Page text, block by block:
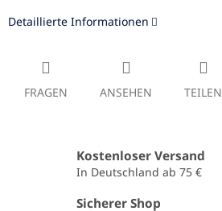
Detaillierte Informationen
FRAGEN ANSEHEN TEILEN
Kostenloser Versand
In Deutschland ab 75 €
Sicherer Shop